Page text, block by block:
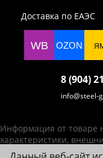
Доставка по ЕАЭС
WB OZON
8 (904)
info@steel-
Информация от товаре
характеристики,
изменены